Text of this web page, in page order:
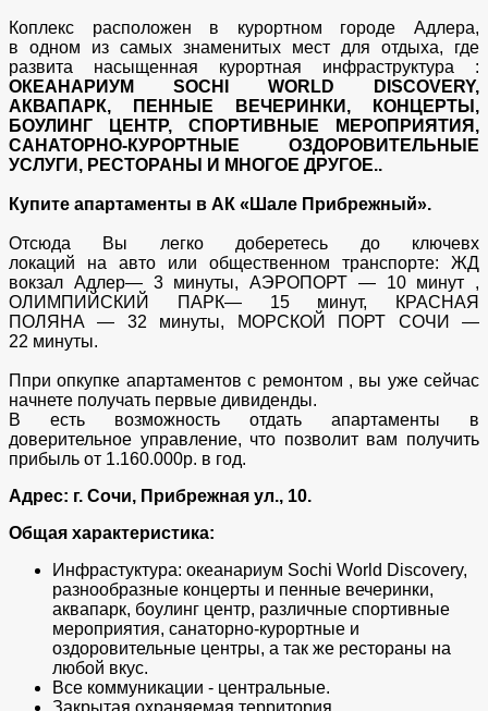
Коплекс расположен в курортном городе Адлера,
в одном из самых знаменитых мест для отдыха, где
развита насыщенная курортная инфраструктура :
ОКЕАНАРИУМ SOCHI WORLD DISCOVERY,
АКВАПАРК, ПЕННЫЕ ВЕЧЕРИНКИ, КОНЦЕРТЫ,
БОУЛИНГ ЦЕНТР, СПОРТИВНЫЕ МЕРОПРИЯТИЯ,
САНАТОРНО-КУРОРТНЫЕ ОЗДОРОВИТЕЛЬНЫЕ
УСЛУГИ, РЕСТОРАНЫ И МНОГОЕ ДРУГОЕ..
Купите апартаменты в АК «Шале Прибрежный».
Отсюда Вы легко доберетесь до ключевх
локаций на авто или общественном транспорте: ЖД
вокзал Адлер— 3 минуты, АЭРОПОРТ — 10 минут ,
ОЛИМПИЙСКИЙ ПАРК— 15 минут, КРАСНАЯ
ПОЛЯНА — 32 минуты, МОРСКОЙ ПОРТ СОЧИ —
22 минуты.
Ппри опкупке апартаментов с ремонтом , вы уже сейчас
начнете получать первые дивиденды.
В есть возможность отдать апартаменты в
доверительное управление, что позволит вам получить
прибыль от 1.160.000р. в год.
Адрес: г. Сочи, Прибрежная ул., 10.
Общая характеристика:
Инфрастуктура: океанариум Sochi World Discovery,
разнообразные концерты и пенные вечеринки,
аквапарк, боулинг центр, различные спортивные
мероприятия, санаторно-курортные и
оздоровительные центры, а так же рестораны на
любой вкус.
Все коммуникации - центральные.